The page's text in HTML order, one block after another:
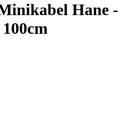
Hane -